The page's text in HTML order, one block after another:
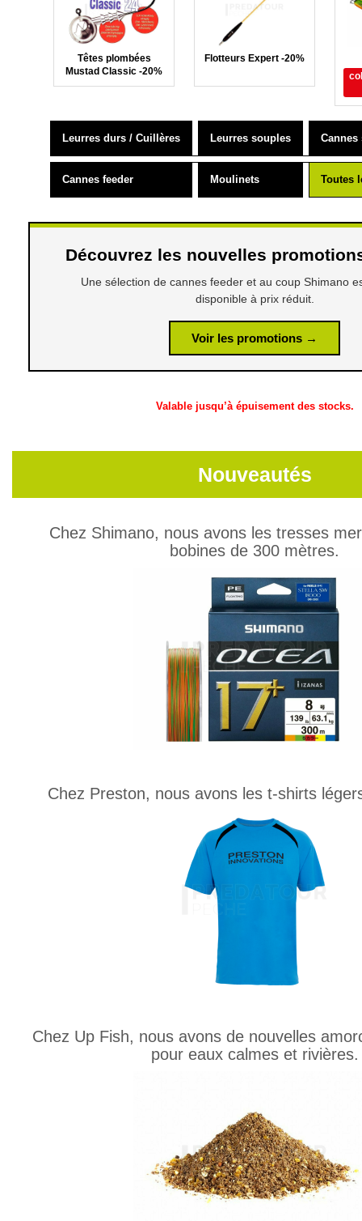
Têtes plombées
Mustad Classic -20%
Flotteurs Expert -20%
Leurres durs / Cuillères Leurres souples
Cannes feeder Moulinets Toutes
Découvrez les nouvelles
Une sélection de cannes feeder et au coup Shimano
disponible à prix réduit.
Voir les promotions →
Valable jusqu’à épuisement des stocks.
Nouveautés
Chez Shimano, nous avons les tresses
bobines de 300 mètres.
Chez Preston, nous avons les t-shirts
Chez Up Fish, nous avons de nouvelles
pour eaux calmes et rivières.